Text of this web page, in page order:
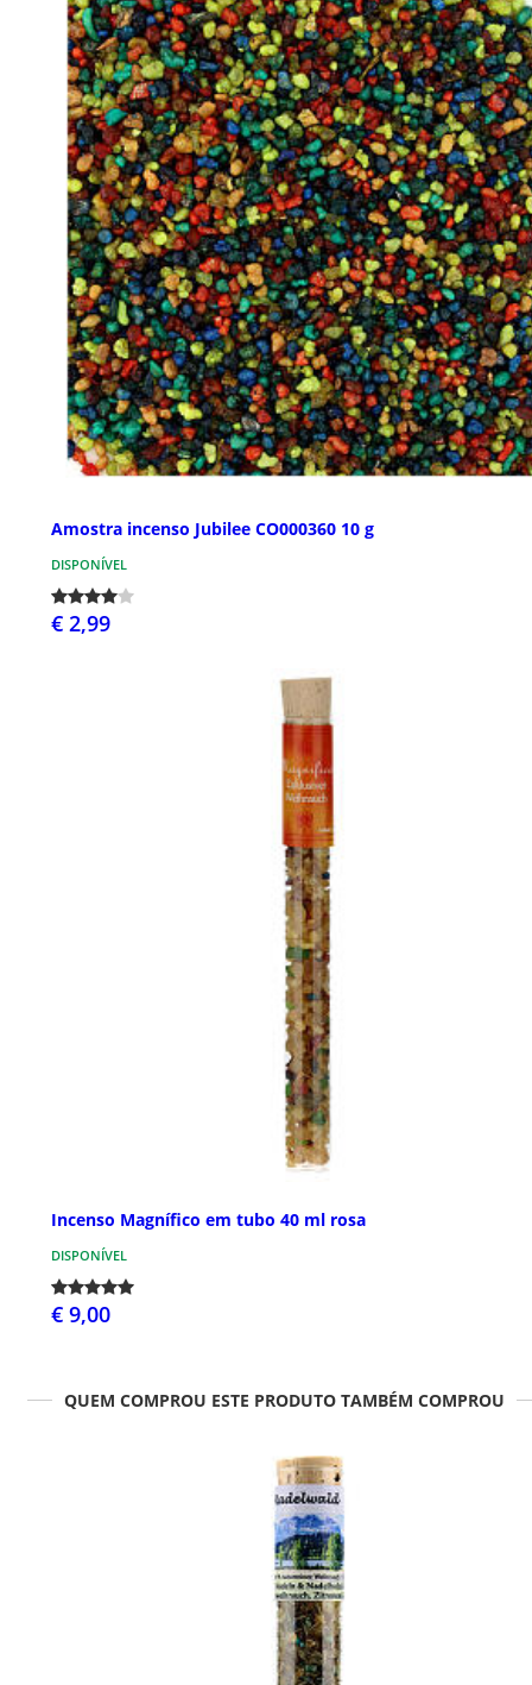
Amostra incenso Jubilee CO000360 10 g
DISPONÍVEL
€ 2,99
Incenso Magnífico em tubo 40 ml rosa
DISPONÍVEL
€ 9,00
QUEM COMPROU ESTE PRODUTO TAMBÉM COMPROU